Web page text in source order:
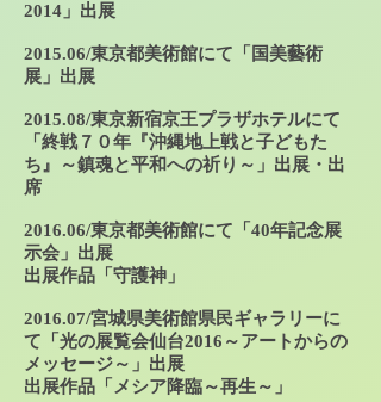
2014」出展
2015.06/東京都美術館にて「国美藝術
展」出展
2015.08/東京新宿京王プラザホテルにて
「終戦７０年『沖縄地上戦と子どもた
ち』～鎮魂と平和への祈り～」出展・出
席
2016.06/東京都美術館にて「40年記念展
示会」出展
出展作品「守護神」
2016.07/宮城県美術館県民ギャラリーに
て「光の展覧会仙台2016～アートからの
メッセージ～」出展
出展作品「メシア降臨～再生～」